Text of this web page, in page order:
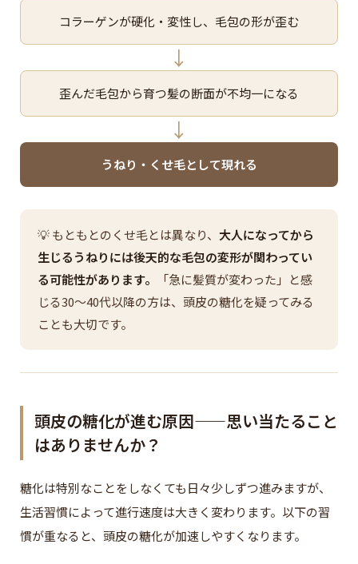
コラーゲンが硬化・変性し、毛包の形が歪む
↓
歪んだ毛包から育つ髪の断面が不均一になる
↓
うねり・くせ毛として現れる
💡 もともとのくせ毛とは異なり、 大人になってから
生じるうねりには後天的な毛包の変形が関わってい
る可能性があります。
「急に髪質が変わった」と感
じる30〜40代以降の方は、頭皮の糖化を疑ってみる
ことも大切です。
頭皮の糖化が進む原因——思い当たること
はありませんか？
糖化は特別なことをしなくても日々少しずつ進みますが、
生活習慣によって進行速度は大きく変わります。以下の習
慣が重なると、頭皮の糖化が加速しやすくなります。